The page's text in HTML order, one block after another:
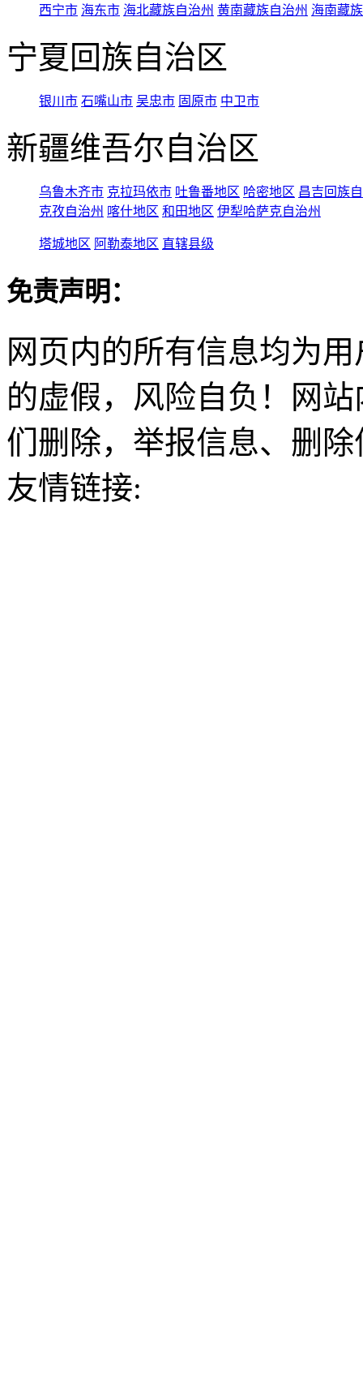
西宁市 海东市 海北藏族自治州 黄南藏族自治州 海南藏
宁夏回族自治区
银川市 石嘴山市 吴忠市 固原市 中卫市
新疆维吾尔自治区
乌鲁木齐市 克拉玛依市 吐鲁番地区 哈密地区 昌吉回族
克孜自治州 喀什地区 和田地区 伊犁哈萨克自治州
塔城地区 阿勒泰地区 直辖县级
免责声明：
网页内的所有信息均为
的虚假，风险自负！网
们删除，举报信息、删
友情链接: